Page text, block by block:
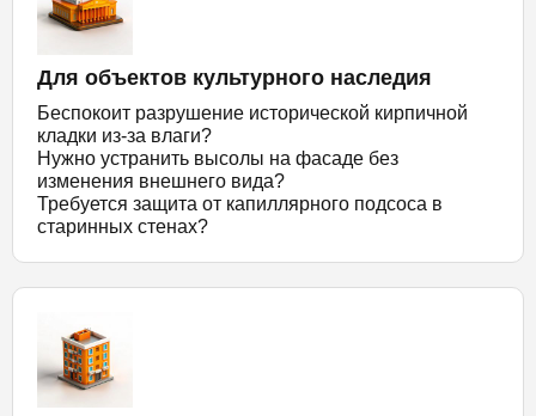
Для объектов культурного наследия
Беспокоит разрушение исторической кирпичной
кладки из-за влаги?
Нужно устранить высолы на фасаде без
изменения внешнего вида?
Требуется защита от капиллярного подсоса в
старинных стенах?